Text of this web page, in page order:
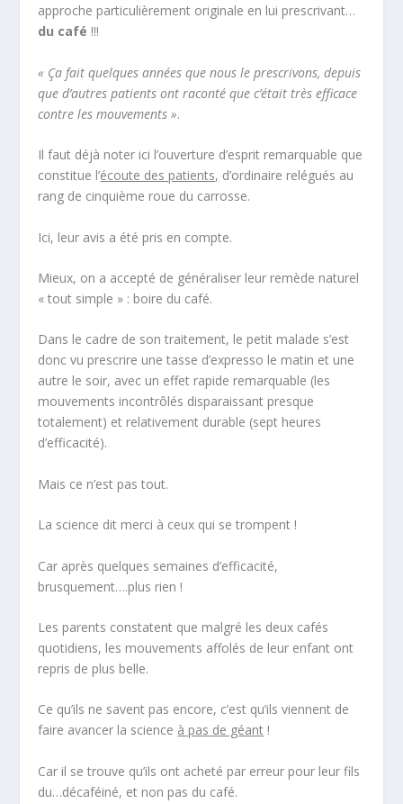
approche particulièrement originale en lui prescrivant…
du café !!!
« Ça fait quelques années que nous le prescrivons, depuis
que d’autres patients ont raconté que c’était très efficace
contre les mouvements ».
Il faut déjà noter ici l’ouverture d’esprit remarquable que
constitue l’écoute des patients, d’ordinaire relégués au
rang de cinquième roue du carrosse.
Ici, leur avis a été pris en compte.
Mieux, on a accepté de généraliser leur remède naturel
« tout simple » : boire du café.
Dans le cadre de son traitement, le petit malade s’est
donc vu prescrire une tasse d’expresso le matin et une
autre le soir, avec un effet rapide remarquable (les
mouvements incontrôlés disparaissant presque
totalement) et relativement durable (sept heures
d’efficacité).
Mais ce n’est pas tout.
La science dit merci à ceux qui se trompent !
Car après quelques semaines d’efficacité,
brusquement….plus rien !
Les parents constatent que malgré les deux cafés
quotidiens, les mouvements affolés de leur enfant ont
repris de plus belle.
Ce qu’ils ne savent pas encore, c’est qu’ils viennent de
faire avancer la science à pas de géant !
Car il se trouve qu’ils ont acheté par erreur pour leur fils
du…décaféiné, et non pas du café.